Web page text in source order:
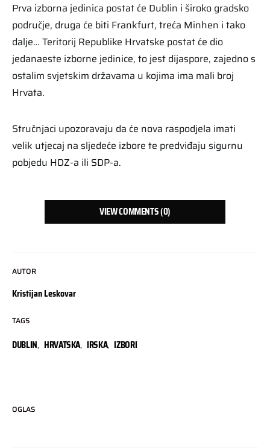
AUTOR
Kristijan Leskovar
TAGS
DUBLIN, HRVATSKA, IRSKA, IZBORI
Prva izborna jedinica postat će Dublin i široko gradsko
područje, druga će biti Frankfurt, treća Minhen i tako
dalje… Teritorij Republike Hrvatske postat će dio
jedanaeste izborne jedinice, to jest dijaspore, zajedno s
ostalim svjetskim državama u kojima ima mali broj
Hrvata.
Stručnjaci upozoravaju da će nova raspodjela imati
velik utjecaj na sljedeće izbore te predviđaju sigurnu
pobjedu HDZ-a ili SDP-a.
VIEW COMMENTS (0)
OGLAS